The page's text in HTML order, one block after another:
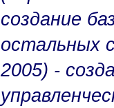
создание
остальных
2005) -